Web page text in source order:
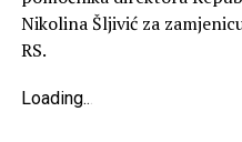
Nikolina Šljivić za
RS.
Loading...